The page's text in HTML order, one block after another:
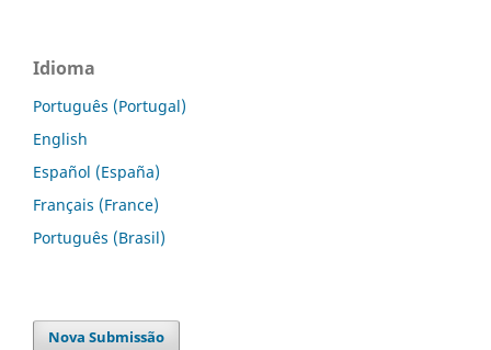
Idioma
Português (Portugal)
English
Español (España)
Français (France)
Português (Brasil)
Nova Submissão